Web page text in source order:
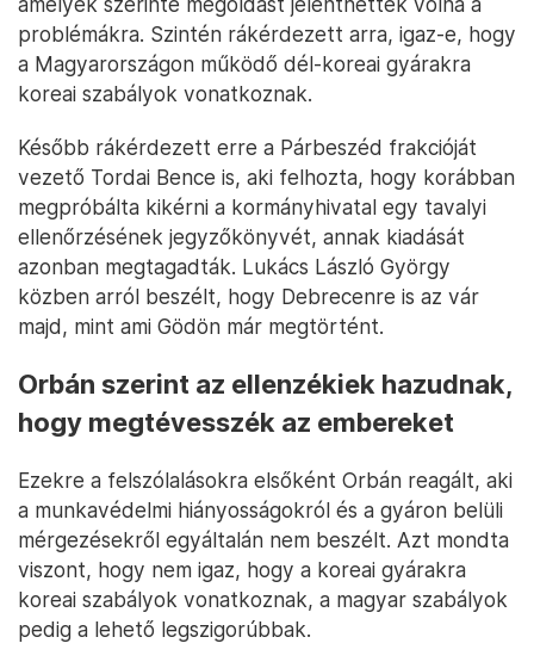
problémákra. Szintén rákérdezett arra, igaz-e, hogy
a Magyarországon működő dél-koreai gyárakra
koreai szabályok vonatkoznak.
Később rákérdezett erre a Párbeszéd frakcióját
vezető Tordai Bence is, aki felhozta, hogy korábban
megpróbálta kikérni a kormányhivatal egy tavalyi
ellenőrzésének jegyzőkönyvét, annak kiadását
azonban megtagadták. Lukács László György
közben arról beszélt, hogy Debrecenre is az vár
majd, mint ami Gödön már megtörtént.
Orbán szerint az ellenzékiek hazudnak,
hogy megtévesszék az embereket
Ezekre a felszólalásokra elsőként Orbán reagált, aki
a munkavédelmi hiányosságokról és a gyáron belüli
mérgezésekről egyáltalán nem beszélt. Azt mondta
viszont, hogy nem igaz, hogy a koreai gyárakra
koreai szabályok vonatkoznak, a magyar szabályok
pedig a lehető legszigorúbbak.